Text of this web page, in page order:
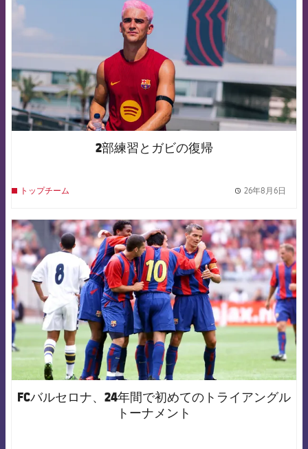
2部練習とガビの復帰
トップチーム 26年8月6日
FCB Barcelona badge
FCバルセロナ、24年間で初めてのトライアングル
トーナメント